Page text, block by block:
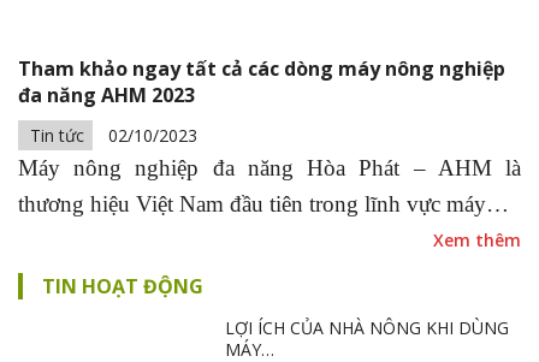
Tham khảo ngay tất cả các dòng máy nông nghiệp
đa năng AHM 2023
Tin tức 02/10/2023
Máy nông nghiệp đa năng Hòa Phát – AHM là
thương hiệu Việt Nam đầu tiên trong lĩnh vực máy…
Xem thêm
TIN HOẠT ĐỘNG
LỢI ÍCH CỦA NHÀ NÔNG KHI DÙNG
MÁY…